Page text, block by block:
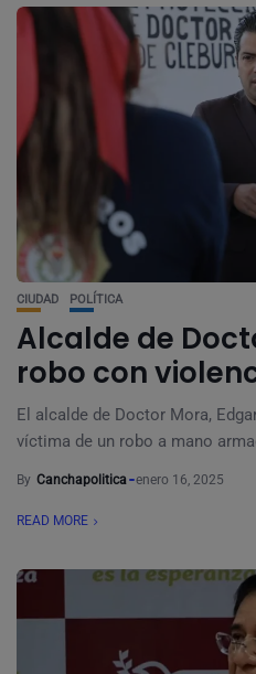
CIUDAD POLÍTICA
Alcalde de
robo con
El alcalde de Doctor Mora,
víctima de un robo a mano
By Canchapolitica enero 16, 2025
READ MORE